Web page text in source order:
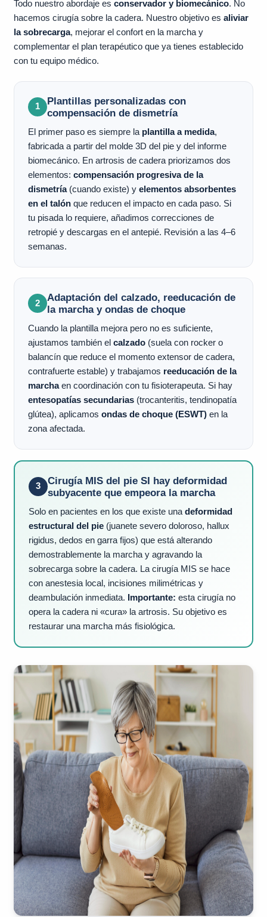
Todo nuestro abordaje es conservador y biomecánico. No
hacemos cirugía sobre la cadera. Nuestro objetivo es aliviar
la sobrecarga, mejorar el confort en la marcha y
complementar el plan terapéutico que ya tienes establecido
con tu equipo médico.
1
Plantillas personalizadas con
compensación de dismetría
El primer paso es siempre la plantilla a medida,
fabricada a partir del molde 3D del pie y del informe
biomecánico. En artrosis de cadera priorizamos dos
elementos: compensación progresiva de la
dismetría(cuando existe) y elementos absorbentes
en el talónque reducen el impacto en cada paso. Si
tu pisada lo requiere, añadimos correcciones de
retropié y descargas en el antepié. Revisión a las 4–6
semanas.
2
Adaptación del calzado, reeducación de
la marcha y ondas de choque
Cuando la plantilla mejora pero no es suficiente,
ajustamos también el calzado(suela con rocker o
balancín que reduce el momento extensor de cadera,
contrafuerte estable) y trabajamos reeducación de la
marchaen coordinación con tu fisioterapeuta. Si hay
entesopatías secundarias(trocanteritis, tendinopatía
glútea), aplicamos ondas de choque (ESWT)en la
zona afectada.
3
Cirugía MIS del pie SI hay deformidad
subyacente que empeora la marcha
Solo en pacientes en los que existe una deformidad
estructural del pie(juanete severo doloroso, hallux
rigidus, dedos en garra fijos) que está alterando
demostrablemente la marcha y agravando la
sobrecarga sobre la cadera. La cirugía MIS se hace
con anestesia local, incisiones milimétricas y
deambulación inmediata.
Importante: esta cirugía no
opera la cadera ni «cura» la artrosis. Su objetivo es
restaurar una marcha más fisiológica.